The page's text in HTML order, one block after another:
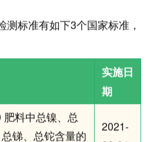
测标准有如下3个国家标准，
实施日
期
料中总镍、总
锑、总铊含量的
2021-